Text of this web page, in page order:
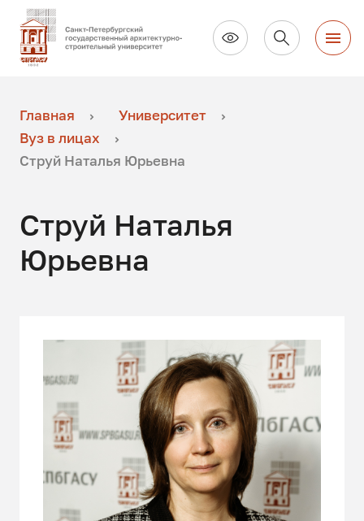
Главная
Университет
Вуз в лицах
Струй Наталья Юрьевна
Струй Наталья
Юрьевна